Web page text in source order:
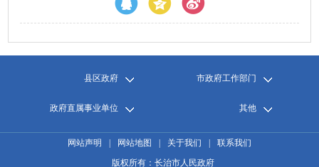
县区政府 市政府工作部门
政府直属事业单位 其他
网站声明 网站地图 关于我们
联系我们
版权所有：长治市人民政府